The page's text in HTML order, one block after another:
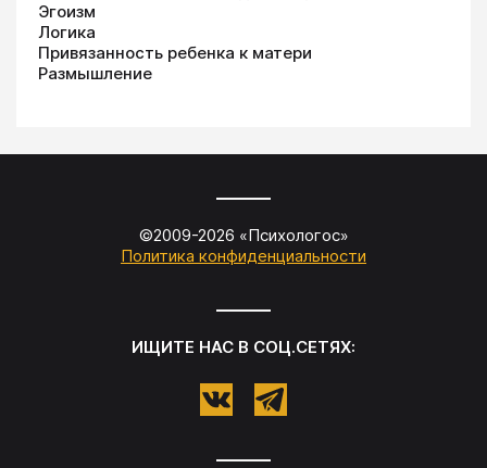
Эгоизм
Логика
Привязанность ребенка к матери
Размышление
©2009-2026 «Психологос»
Политика конфиденциальности
ИЩИТЕ НАС В СОЦ.СЕТЯХ: